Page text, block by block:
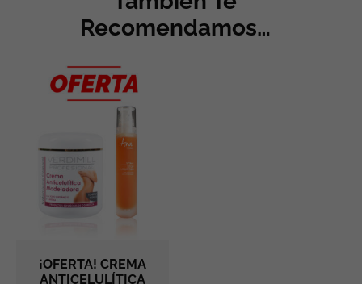
Recomendamos…
¡OFERTA! CREMA
ANTICELULÍTICA